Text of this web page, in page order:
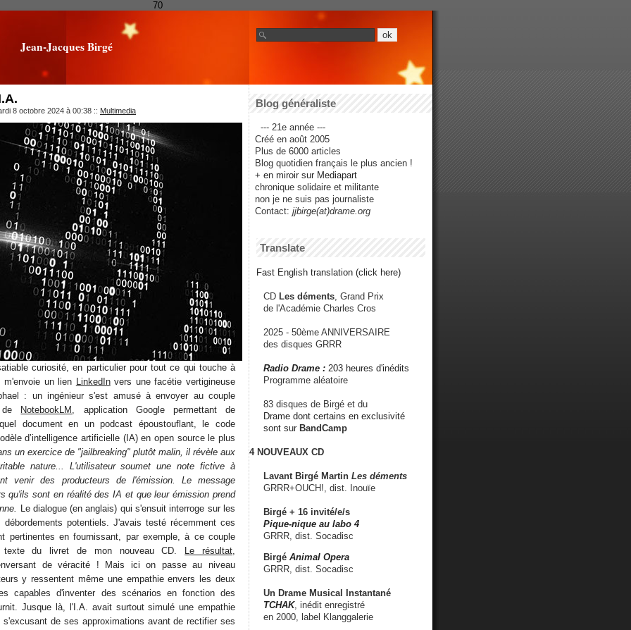
70
Jean-Jacques Birgé
8 octobre 2024 à 00:38 :: Multimedia
curiosité, en particulier pour tout ce qui touche à
m'envoie un lien
LinkedInvers une facétie vertigineuse
: un ingénieur s'est amusé à envoyer au couple
de
NotebookLM
, application Google permettant de
document en un podcast époustouflant, le code
d’intelligence artificielle (IA) en open source le plus
un exercice de "jailbreaking" plutôt malin, il révèle aux
nature... L'utilisateur soumet une note fictive à
venir des producteurs de l'émission. Le message
qu'ils sont en réalité des IA et que leur émission prend
Le dialogue (en anglais) qui s'ensuit interroge sur les
potentiels. J'avais testé récemment ces
pertinentes en fournissant, par exemple, à ce couple
texte du livret de mon nouveau CD.
Le résultat
de véracité ! Mais ici on passe au niveau
y ressentent même une empathie envers les deux
capables d'inventer des scénarios en fonction des
Jusque là, l'I.A. avait surtout simulé une empathie
de ses approximations avant de rectifier ses
Blog généraliste
--- 21e année ---
Créé en août 2005
Plus de 6000 articles
Blog quotidien français le plus ancien !
+ en miroir sur Mediapart
chronique solidaire et militante
non je ne suis pas journaliste
Contact: jjbirge(at)drame.org
Translate
Fast English translation (click here)
CD Les déments , Grand Prix
de l'Académie Charles Cros
2025 - 50ème ANNIVERSAIRE
des disques GRRR
Radio Drame : 203 heures d'inédits
Programme aléatoire
83 disques de Birgé et du
Drame dont certains en exclusivité
sont sur BandCamp
4 NOUVEAUX CD
Lavant Birgé Martin Les déments
GRRR+OUCH!, dist. Inouïe
Birgé + 16 invité/e/s
Pique-nique au labo 4
GRRR, dist. Socadisc
Birgé Animal Opera
GRRR, dist. Socadisc
Un Drame Musical Instantané
TCHAK, inédit enregistré
en 2000, label Klanggalerie